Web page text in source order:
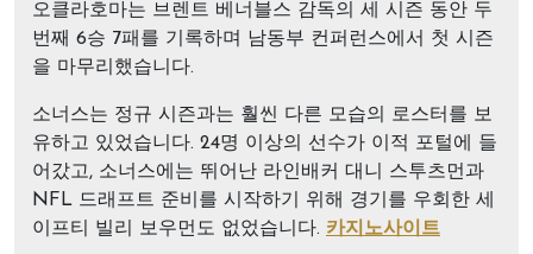
오클라호마는 브렌트 베너블스 감독의 세 시즌 동안 두
번째 6승 7패를 기록하며 남동부 컨퍼런스에서 첫 시즌
을 마무리했습니다.
소너스는 정규 시즌과는 훨씬 다른 모습의 로스터를 보
유하고 있었습니다. 24명 이상의 선수가 이적 포털에 들
어갔고, 소너스에는 뛰어난 라인배커 대니 스투츠먼과
NFL 드래프트 준비를 시작하기 위해 경기를 우회한 세
이프티 빌리 보우먼도 없었습니다. 카지노사이트